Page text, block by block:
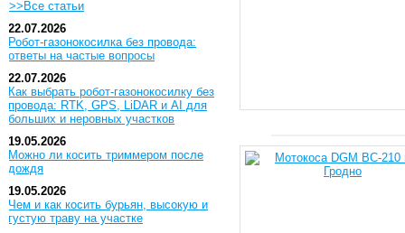
>>Все статьи
22.07.2026
Робот-газонокосилка без провода:
ответы на частые вопросы
22.07.2026
Как выбрать робот-газонокосилку без
провода: RTK, GPS, LiDAR и AI для
больших и неровных участков
19.05.2026
Можно ли косить триммером после
дождя
19.05.2026
Чем и как косить бурьян, высокую и
густую траву на участке